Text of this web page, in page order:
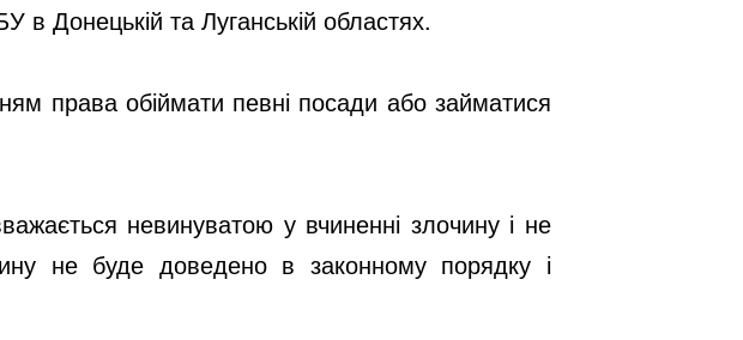
в Донецькій та Луганській областях.
права обіймати певні посади або займатися
невинуватою у вчиненні злочину і не
не буде доведено в законному порядку і